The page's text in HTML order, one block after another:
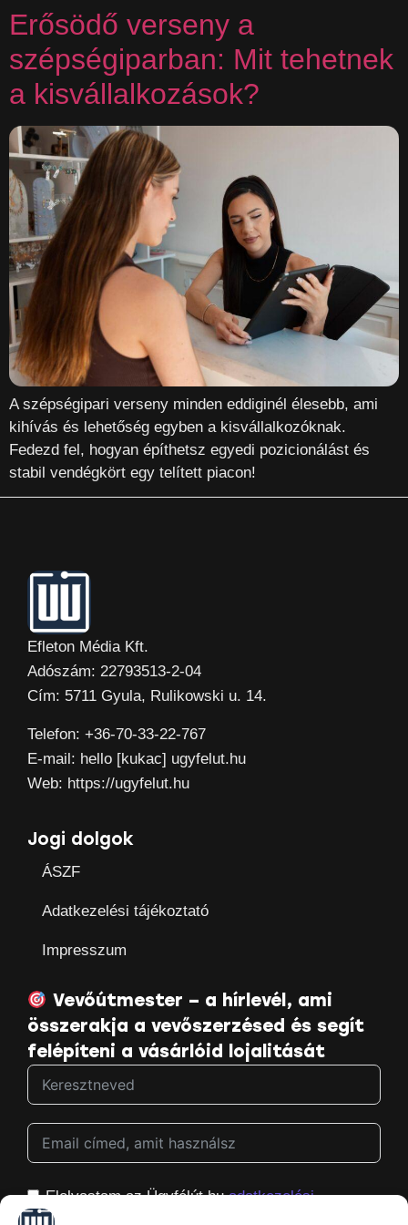
Erősödő verseny a
szépségiparban: Mit tehetnek
a kisvállalkozások?
A szépségipari verseny minden eddiginél élesebb, ami
kihívás és lehetőség egyben a kisvállalkozóknak.
Fedezd fel, hogyan építhetsz egyedi pozicionálást és
stabil vendégkört egy telített piacon!
Efleton Média Kft.
Adószám: 22793513-2-04
Cím: 5711 Gyula, Rulikowski u. 14.
Telefon: +36-70-33-22-767
E-mail: hello [kukac] ugyfelut.hu
Web: https://ugyfelut.hu
Jogi dolgok
ÁSZF
Adatkezelési tájékoztató
Impresszum
Vevőútmester – a hírlevél, ami
összerakja a vevőszerzésed és segít
felépíteni a vásárlóid lojalitását
Elolvastam az Ügyfélút.huadatkezelési
tájékoztatóját